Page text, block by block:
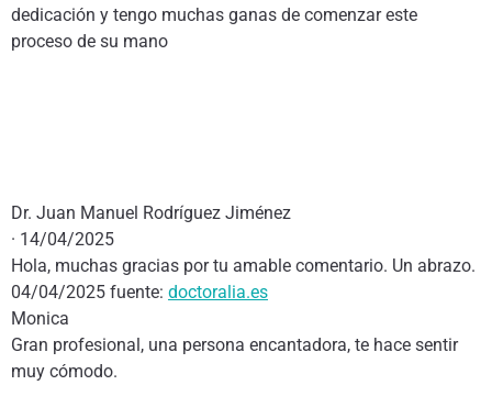
dedicación y tengo muchas ganas de comenzar este
proceso de su mano
Dr. Juan Manuel Rodríguez Jiménez
· 14/04/2025
Hola, muchas gracias por tu amable comentario. Un abrazo.
04/04/2025 fuente: doctoralia.es
Monica
Gran profesional, una persona encantadora, te hace sentir
muy cómodo.